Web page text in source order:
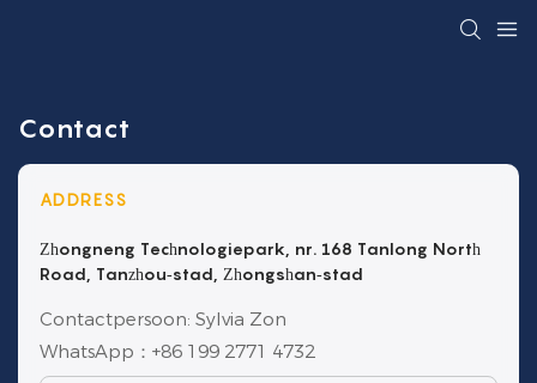
Contact
ADDRESS
Zhongneng Technologiepark, nr. 168 Tanlong North
Road, Tanzhou-stad, Zhongshan-stad
Contactpersoon: Sylvia Zon
WhatsApp：+86 199 2771 4732